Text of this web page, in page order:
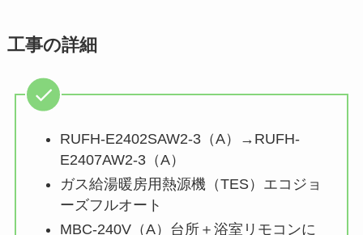
工事の詳細
RUFH-E2402SAW2-3（A）→RUFH-
E2407AW2-3（A）
ガス給湯暖房用熱源機（TES）エコジョ
ーズフルオート
MBC-240V（A）台所＋浴室リモコンに